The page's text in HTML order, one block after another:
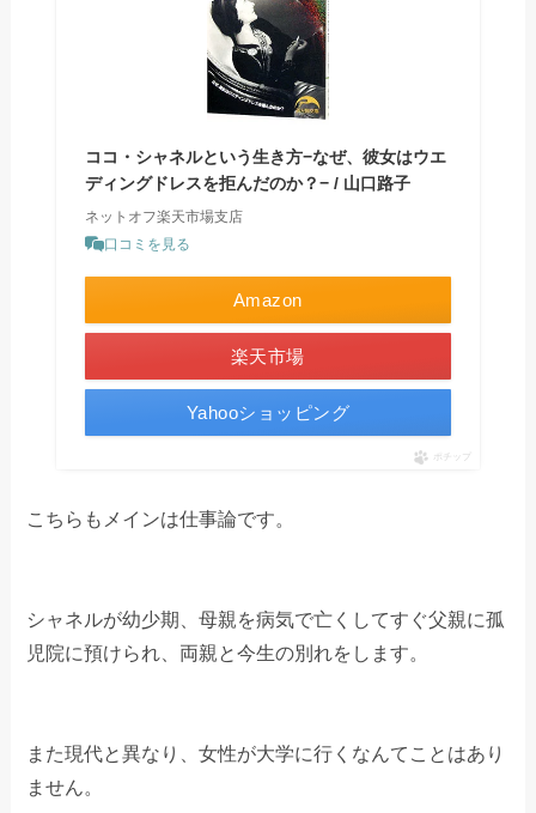
ココ・シャネルという生き方−なぜ、彼女はウエ
ディングドレスを拒んだのか？− / 山口路子
ネットオフ楽天市場支店
口コミを見る
Amazon
楽天市場
Yahooショッピング
ポチップ
こちらもメインは仕事論です。
シャネルが幼少期、母親を病気で亡くしてすぐ父親に孤
児院に預けられ、両親と今生の別れをします。
また現代と異なり、女性が大学に行くなんてことはあり
ません。